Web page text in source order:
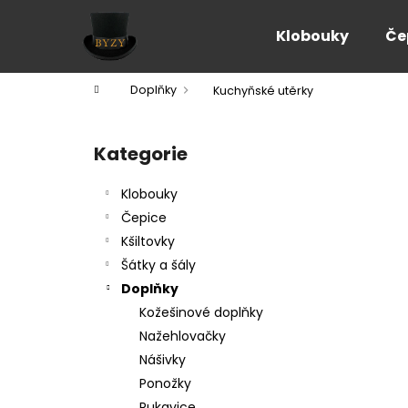
Klobouky
Domů
Doplňky Kuchyňské utěrky
Přeskočit
kategorie
Kategorie
Klobouky
Čepice
Kšiltovky
Šátky a šály
Doplňky
Kožešinové doplňky
Nažehlovačky
Nášivky
Ponožky
í
Zpět
do
Zpět
do